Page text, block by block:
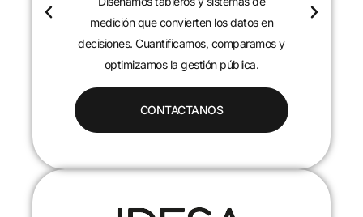
medición que convierten los datos en
decisiones. Cuantificamos, comparamos y
optimizamos la gestión pública.
CONTACTANOS